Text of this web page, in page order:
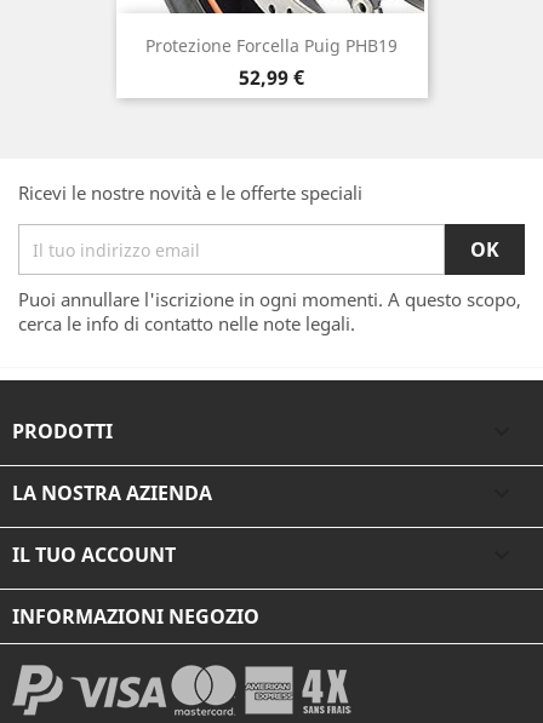
Protezione Forcella Puig PHB19
Prezzo
52,99 €
Ricevi le nostre novità e le offerte speciali
Puoi annullare l'iscrizione in ogni momenti. A questo scopo,
cerca le info di contatto nelle note legali.
PRODOTTI
LA NOSTRA AZIENDA
IL TUO ACCOUNT
INFORMAZIONI NEGOZIO